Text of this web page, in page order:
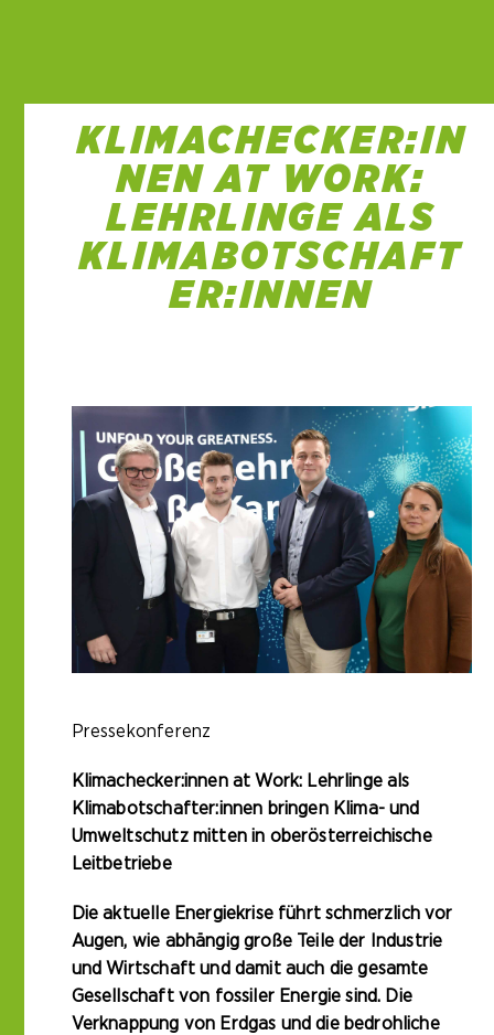
KLIMACHECKER:IN
NEN AT WORK:
LEHRLINGE ALS
KLIMABOTSCHAFT
ER:INNEN
Pressekonferenz
Klimachecker:innen at Work: Lehrlinge als
Klimabotschafter:innen bringen Klima- und
Umweltschutz mitten in oberösterreichische
Leitbetriebe
Die aktuelle Energiekrise führt schmerzlich vor
Augen, wie abhängig große Teile der Industrie
und Wirtschaft und damit auch die gesamte
Gesellschaft von fossiler Energie sind. Die
Verknappung von Erdgas und die bedrohliche